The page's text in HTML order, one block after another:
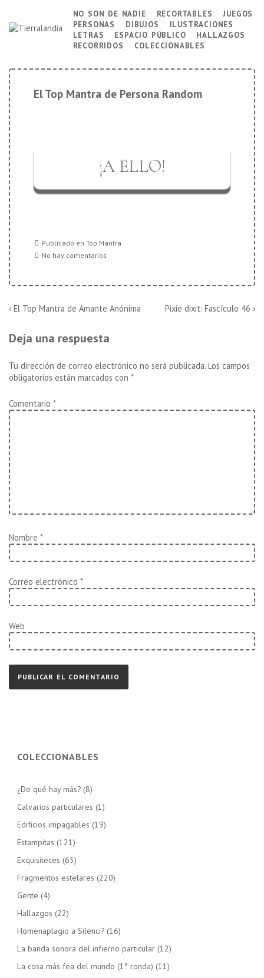
Saltar
Navegación
principal
no son de nadie recortables juegos
personas dibujos ilustraciones
letras espacio público hallazgos
recorridos coleccionables
El Top Mantra de Persona Random
¡A ELLO!
Publicado en Top Mantra
No hay comentarios
Navegación
de
entradas
La
anterior
es
‹ El Top Mantra de Amante Anónima
La
Pixie dixit: Fascículo 46 ›
Deja una respuesta
Tu dirección de correo electrónico no será publicada. Los campos
obligatorios están marcados con *
Comentario *
Nombre *
Correo electrónico *
Web
COLECCIONABLES
¿De qué hay más? (8)
Calvarios particulares (1)
Edificios impagables (19)
Estampitas (121)
Exquisiteces (65)
Fragmentos estelares (220)
Gente (4)
Hallazgos (22)
Homenaplagio a Silenci? (16)
La banda sonora del infierno particular (12)
La cosa más fea del mundo (1ª ronda) (11)